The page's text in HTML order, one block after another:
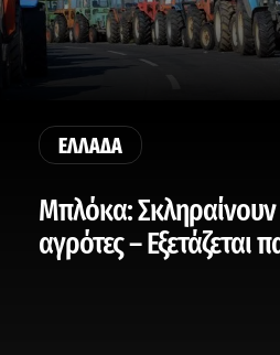
ΕΛΛΑΔΑ
Μπλόκα: Σκληραίνουν
αγρότες –